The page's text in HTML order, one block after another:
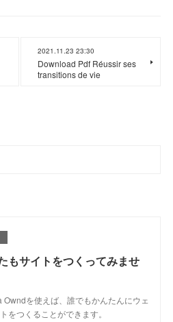
2021.11.23 23:30
Download Pdf Réussir ses
transitions de vie
もサイトをつくってみませ
Owndを使えば、誰でもかんたんにウェ
をつくることができます。